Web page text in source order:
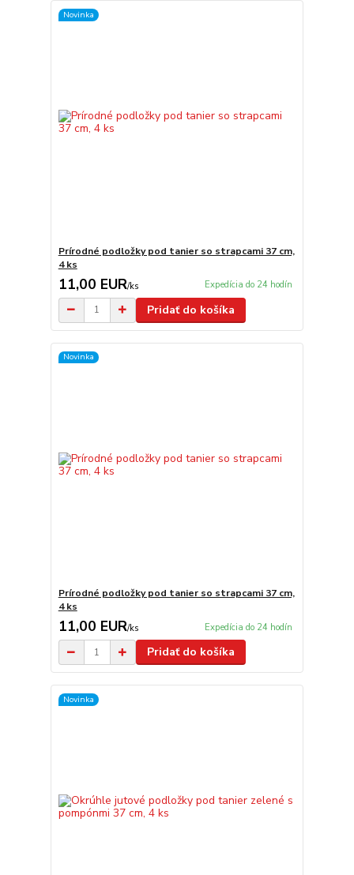
Novinka
Prírodné podložky pod tanier so strapcami 37 cm,
4 ks
11,00 EUR/ks Expedícia do 24 hodín
Pridať do košíka
Novinka
Prírodné podložky pod tanier so strapcami 37 cm,
4 ks
11,00 EUR/ks Expedícia do 24 hodín
Pridať do košíka
Novinka